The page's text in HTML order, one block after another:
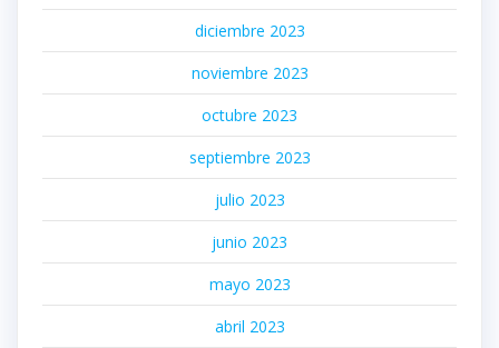
diciembre 2023
noviembre 2023
octubre 2023
septiembre 2023
julio 2023
junio 2023
mayo 2023
abril 2023